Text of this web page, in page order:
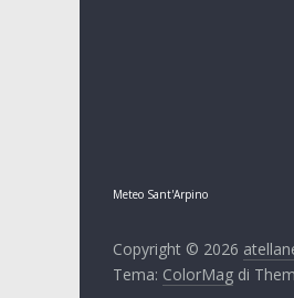
Meteo Sant'Arpino
Copyright © 2026
Tema: ColorMag di